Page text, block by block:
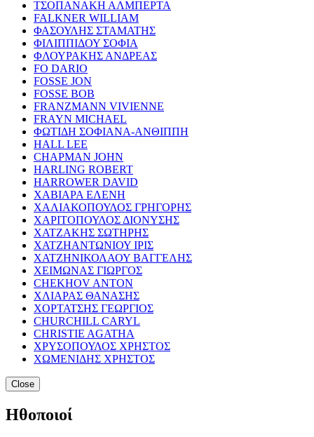
ΤΣΟΠΑΝΑΚΗ ΑΛΜΠΕΡΤΑ
FALKNER WILLIAM
ΦΑΣΟΥΛΗΣ ΣΤΑΜΑΤΗΣ
ΦΙΛΙΠΠΙΔΟΥ ΣΟΦΙΑ
ΦΛΟΥΡΑΚΗΣ ΑΝΔΡΕΑΣ
FO DARIO
FOSSE JON
FOSSE BOB
FRANZMANN VIVIENNE
FRAYN MICHAEL
ΦΩΤΙΔΗ ΣΟΦΙΑΝΑ-ΑΝΘΙΠΠΗ
HALL LEE
CHAPMAN JOHN
HARLING ROBERT
HARROWER DAVID
ΧΑΒΙΑΡΑ ΕΛΕΝΗ
ΧΑΛΙΑΚΟΠΟΥΛΟΣ ΓΡΗΓΟΡΗΣ
ΧΑΡΙΤΟΠΟΥΛΟΣ ΔΙΟΝΥΣΗΣ
ΧΑΤΖΑΚΗΣ ΣΩΤΗΡΗΣ
ΧΑΤΖΗΑΝΤΩΝΙΟΥ ΙΡΙΣ
ΧΑΤΖΗΝΙΚΟΛΑΟΥ ΒΑΓΓΕΛΗΣ
ΧΕΙΜΩΝΑΣ ΓΙΩΡΓΟΣ
CHEKHOV ANTON
ΧΛΙΑΡΑΣ ΘΑΝΑΣΗΣ
ΧΟΡΤΑΤΣΗΣ ΓΕΩΡΓΙΟΣ
CHURCHILL CARYL
CHRISTIE AGATHA
ΧΡΥΣΟΠΟΥΛΟΣ ΧΡΗΣΤΟΣ
ΧΩΜΕΝΙΔΗΣ ΧΡΗΣΤΟΣ
Close
Ηθοποιοί